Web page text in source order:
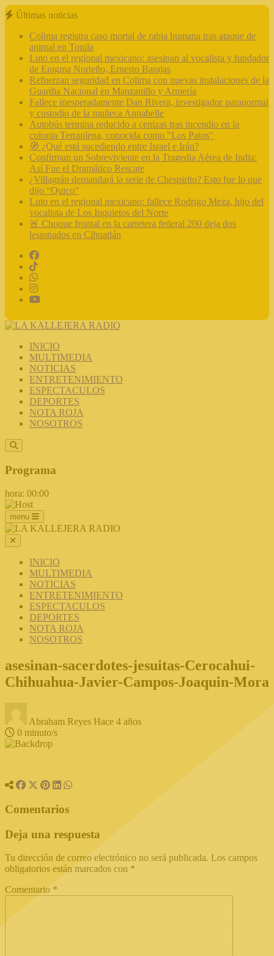
Últimas noticias
Colima registra caso mortal de rabia humana tras ataque de
animal en Tonila
Luto en el regional mexicano: asesinan al vocalista y fundador
de Enigma Norteño, Ernesto Barajas
Refuerzan seguridad en Colima con nuevas instalaciones de la
Guardia Nacional en Manzanillo y Armería
Fallece inesperadamente Dan Rivera, investigador paranormal
y custodio de la muñeca Annabelle
Autobús termina reducido a cenizas tras incendio en la
colonia Terraplena, conocida como "Los Patos"
🧭 ¿Qué está sucediendo entre Israel e Irán?
Confirman un Sobreviviente en la Tragedia Aérea de India:
Así Fue el Dramático Rescate
¿Villagrán demandará la serie de Chespirito? Esto fue lo que
dijo “Quico”
Luto en el regional mexicano: fallece Rodrigo Meza, hijo del
vocalista de Los Inquietos del Norte
🚨 Choque frontal en la carretera federal 200 deja dos
lesionados en Cihuatlán
INICIO
MULTIMEDIA
NOTICIAS
ENTRETENIMIENTO
ESPECTACULOS
DEPORTES
NOTA ROJA
NOSOTROS
Programa
hora: 00:00
menu
INICIO
MULTIMEDIA
NOTICIAS
ENTRETENIMIENTO
ESPECTACULOS
DEPORTES
NOTA ROJA
NOSOTROS
asesinan-sacerdotes-jesuitas-Cerocahui-
Chihuahua-Javier-Campos-Joaquin-Mora
Abraham Reyes Hace 4 años
0 minuto/s
Comentarios
Deja una respuesta
Tu dirección de correo electrónico no será publicada. Los campos
obligatorios están marcados con *
Comentario *